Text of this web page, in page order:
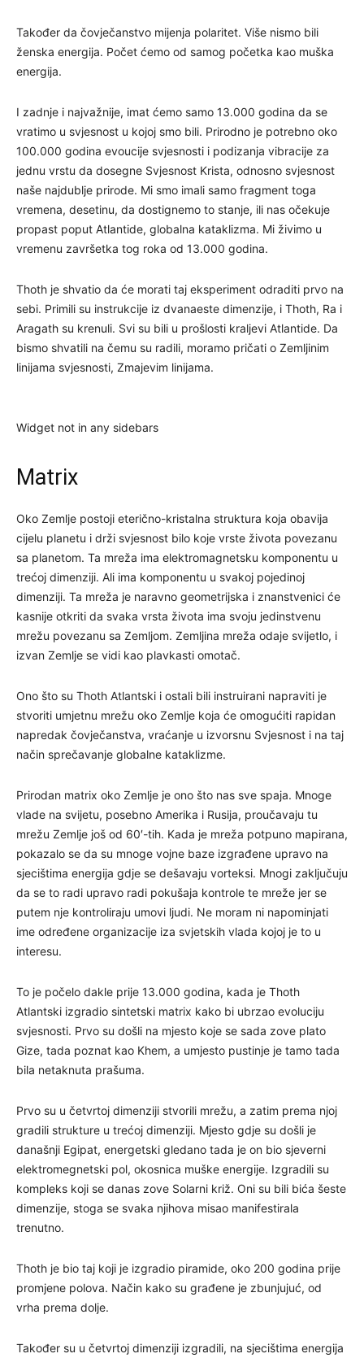
Također da čovječanstvo mijenja polaritet. Više nismo bili
ženska energija. Počet ćemo od samog početka kao muška
energija.
I zadnje i najvažnije, imat ćemo samo 13.000 godina da se
vratimo u svjesnost u kojoj smo bili. Prirodno je potrebno oko
100.000 godina evoucije svjesnosti i podizanja vibracije za
jednu vrstu da dosegne Svjesnost Krista, odnosno svjesnost
naše najdublje prirode. Mi smo imali samo fragment toga
vremena, desetinu, da dostignemo to stanje, ili nas očekuje
propast poput Atlantide, globalna kataklizma. Mi živimo u
vremenu završetka tog roka od 13.000 godina.
Thoth je shvatio da će morati taj eksperiment odraditi prvo na
sebi. Primili su instrukcije iz dvanaeste dimenzije, i Thoth, Ra i
Aragath su krenuli. Svi su bili u prošlosti kraljevi Atlantide. Da
bismo shvatili na čemu su radili, moramo pričati o Zemljinim
linijama svjesnosti, Zmajevim linijama.
Widget not in any sidebars
Matrix
Oko Zemlje postoji eterično-kristalna struktura koja obavija
cijelu planetu i drži svjesnost bilo koje vrste života povezanu
sa planetom. Ta mreža ima elektromagnetsku komponentu u
trećoj dimenziji. Ali ima komponentu u svakoj pojedinoj
dimenziji. Ta mreža je naravno geometrijska i znanstvenici će
kasnije otkriti da svaka vrsta života ima svoju jedinstvenu
mrežu povezanu sa Zemljom. Zemljina mreža odaje svijetlo, i
izvan Zemlje se vidi kao plavkasti omotač.
Ono što su Thoth Atlantski i ostali bili instruirani napraviti je
stvoriti umjetnu mrežu oko Zemlje koja će omogućiti rapidan
napredak čovječanstva, vraćanje u izvorsnu Svjesnost i na taj
način sprečavanje globalne kataklizme.
Prirodan matrix oko Zemlje je ono što nas sve spaja. Mnoge
vlade na svijetu, posebno Amerika i Rusija, proučavaju tu
mrežu Zemlje još od 60′-tih. Kada je mreža potpuno mapirana,
pokazalo se da su mnoge vojne baze izgrađene upravo na
sjecištima energija gdje se dešavaju vorteksi. Mnogi zaključuju
da se to radi upravo radi pokušaja kontrole te mreže jer se
putem nje kontroliraju umovi ljudi. Ne moram ni napominjati
ime određene organizacije iza svjetskih vlada kojoj je to u
interesu.
To je počelo dakle prije 13.000 godina, kada je Thoth
Atlantski izgradio sintetski matrix kako bi ubrzao evoluciju
svjesnosti. Prvo su došli na mjesto koje se sada zove plato
Gize, tada poznat kao Khem, a umjesto pustinje je tamo tada
bila netaknuta prašuma.
Prvo su u četvrtoj dimenziji stvorili mrežu, a zatim prema njoj
gradili strukture u trećoj dimenziji. Mjesto gdje su došli je
današnji Egipat, energetski gledano tada je on bio sjeverni
elektromegnetski pol, okosnica muške energije. Izgradili su
kompleks koji se danas zove Solarni križ. Oni su bili bića šeste
dimenzije, stoga se svaka njihova misao manifestirala
trenutno.
Thoth je bio taj koji je izgradio piramide, oko 200 godina prije
promjene polova. Način kako su građene je zbunjujuć, od
vrha prema dolje.
Također su u četvrtoj dimenziji izgradili, na sjecištima energija